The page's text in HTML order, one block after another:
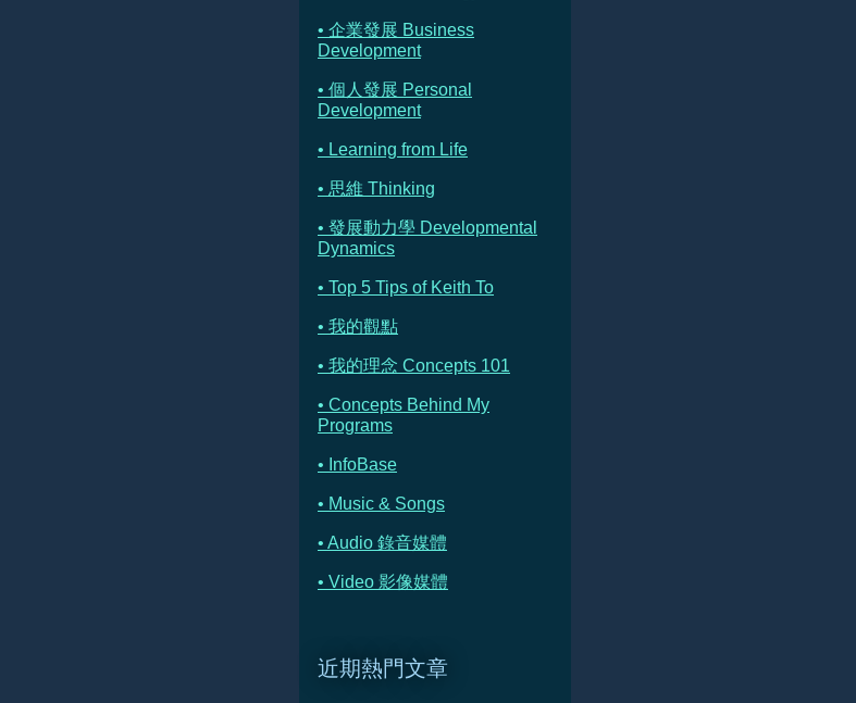
• 企業發展 Business
Development
• 個人發展 Personal
Development
• Learning from Life
• 思維 Thinking
• 發展動力學 Developmental
Dynamics
• Top 5 Tips of Keith To
• 我的觀點
• 我的理念 Concepts 101
• Concepts Behind My
Programs
• InfoBase
• Music & Songs
• Audio 錄音媒體
• Video 影像媒體
近期熱門文章